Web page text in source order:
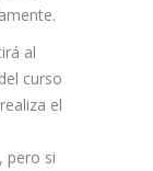
al
curso
el
pero si